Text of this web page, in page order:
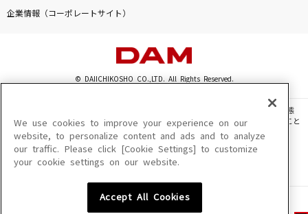
企業情報（コーポレートサイト）
© DAIICHIKOSHO CO.,LTD. All Rights Reserved.
このサイトに掲載されている一切の文章・画像・写真・動画・音声等を、手段や形態
を問わず、著作権法の定める範囲を超えて無断で複製、転載、ファイル化などすること
を禁じます。
楽曲及びコンテンツは、機種によりご利用いただけない場合があります。
楽曲及びコンテンツの配信日、配信内容が変更になる場合があります。
We use cookies to improve your experience on our
website, to personalize content and ads and to analyze
our traffic. Please click [Cookie Settings] to customize
your cookie settings on our website.
Accept All Cookies